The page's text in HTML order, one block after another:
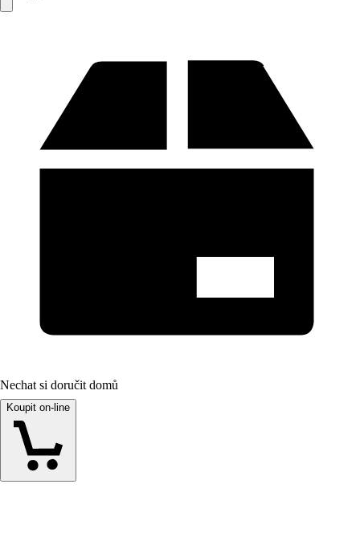
Nechat si doručit domů
Koupit on-line